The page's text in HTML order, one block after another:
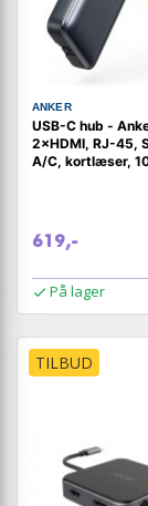
ANKER
USB-C hub -
2×HDMI, RJ-45,
A/C, kortlæser,
619,-
På lager
TILBUD